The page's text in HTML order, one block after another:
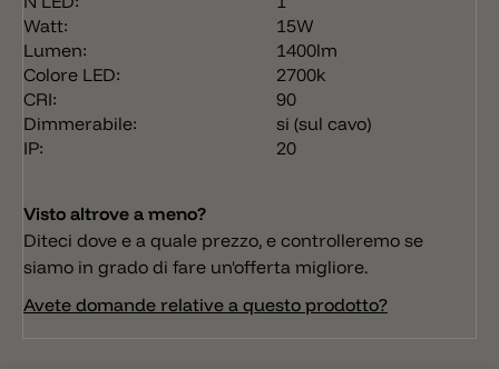
Watt:
15W
Lumen:
1400lm
Colore LED:
2700k
CRI:
90
Dimmerabile:
si (sul cavo)
IP:
20
Visto altrove a meno?
Diteci dove e a quale prezzo, e controlleremo se
siamo in grado di fare un'offerta migliore.
Avete domande relative a questo prodotto?